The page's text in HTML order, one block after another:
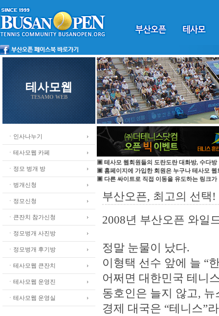
테사모웹
TESAMO WEB
ㆍ인사나누기
ㆍ테사모웹 카페
ㆍ정모 벙개 방
ㆍ벙개신청
ㆍ정모신청
ㆍ큰잔치 참가신청
ㆍ정모벙개 사진방
ㆍ정모벙개 후기방
ㆍ테사모웹 큰잔치
ㆍ테사모웹 운영진
ㆍ테사모웹 운영실
▣ 테사모 웹회원들의 도란도란 대화방, 수다방
▣ 홈페이지에 가입한 회원은 누구나 테사모 웹
▣ 다른 싸이트로 직접 이동을 유도하는 링크가
부산오픈, 최고의 선택
2008년 부산오픈 와일
정말 눈물이 났다.
이형택 선수 앞에 늘 “
어쩌면 대한민국 테니
동호인은 늘지 않고,
경제 대국은 “테니스”